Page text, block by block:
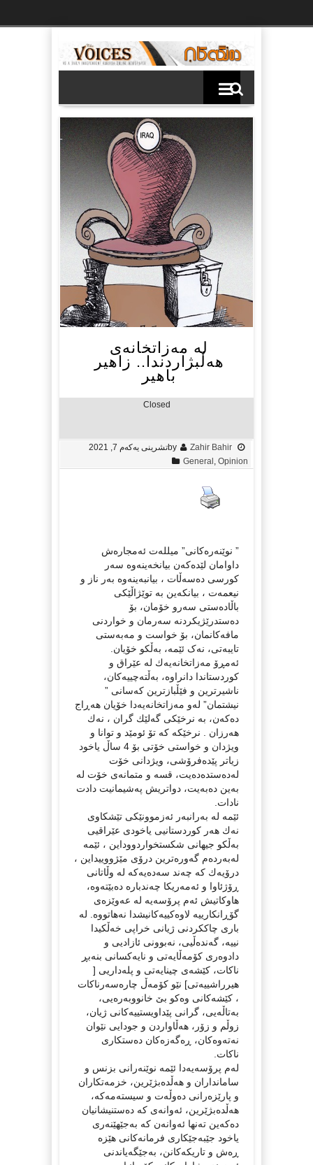
لە مەزاتخانەی
هەڵبژاردندا.. زاهیر
باهیر
Closed
by Zahir Bahir
تشرینی یەکەم 7, 2021
General Opinion
” نوێنەرەکانی” میللەت ئەمجارەش
داوامان لێدەکەن بیانخەینەوە سەر
کورسی دەسەڵات ، بیانبەینەوە بەر ناز و
نیعمەت ، بیانکەین بە توێژاڵێکی
باڵادەستی سەرو خۆمان، بۆ
دەستدرێژیکردنە سەرمان و خواردنی
مافەکانمان، بۆ خواست و مەبەستی
تایبەتی، نەک ئێمە، بەڵکو خۆیان.
ئەمڕۆ مەزاتخانەیەك لە عێراق و
کوردستاندا دانراوە، بەڵتەچییەکان،
ناشیرترین و فێڵبازترین کەسانی ”
نیشتمان” لەو مەزاتخانەیەدا خۆیان هەڕاج
دەکەن، بە نرخێکی گەلێك گران ، نەك
هەرزان . نرخێکە کە تۆ ئومێد و توانا و
ویژدان و خواستی خۆتی بۆ 4 ساڵ یاخود
زیاتر پێدەفرۆشی، ویژدانی خۆت
لەدەستدەدەیت، قسە و متمانەی خۆت لە
بەین دەبەیت، دواتریش پەشیمانیت دادت
نادات.
ئێمە لە بەرانبەر ئەزموونێكی تێشکاوی
نەك هەر کوردستانیی یاخودی عێراقیی
بەڵکو جیهانی شکستخواردووداین ، ئێمە
لەبەردەم گەورەترین درۆی مێژووییداین ،
درۆیەك کە چەند سەدەیەکە لە وڵاتانی
ڕۆژئاوا و ئەمەریکا چەندبارە دەبێتەوە،
هاوکاتیش ئەم پرۆسەیە لە عەوێزەی
گۆڕانکارییە لاوەکییەکانیشدا نەهاتووە. لە
باری چاککردنی ژیانی خراپی خەڵکیدا
نییە، گەندەڵیی، نەبوونی ئازادیی و
دادوەری کۆمەڵایەتی و نایەکسانی بنەبڕ
ناکات، کێشەی چینایەتی و پلەداریی [
هیرراشییەتی] نێو کۆمەڵ چارەسەرناکات
، کێشەکانی وەکو بێ خانووبەرەیی،
بەتاڵەیی، گرانی پێداویستییەکانی ژیان،
زوڵم و زۆر، هەڵاواردن و جودایی نێوان
نەتەوەکان، ڕەگەزەکان دەستکاری
ناکات.
لەم پرۆسەیەدا ئێمە نوێنەرانی بزنس و
سامانداران و هەڵدەبژێرین، خزمەتکاران
و پارێزەرانی دەوڵەت و سیستەمەکە،
هەڵدەبژێرین، ئەوانەی کە دەستنیشانیان
دەکەین تەنها ئەوانەن کە بەجێهێنەری
یاخود جێبەجێکاری فرمانەکانی هێزە
ڕەش و تاریکەکانن، بەجێگەیاندنی